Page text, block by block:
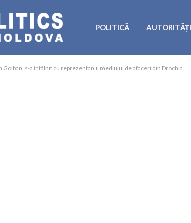
POLITICĂ AUTORITĂȚI
Golban, s-a întâlnit cu reprezentanții mediului de afaceri din Drochia